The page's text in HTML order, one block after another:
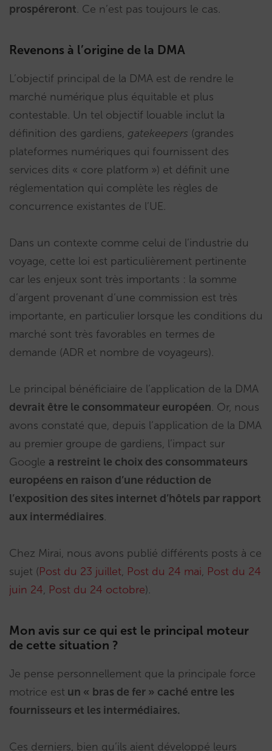
prospéreront. Ce n’est pas toujours le cas.
Revenons à l’origine de la DMA
L’objectif principal de la DMA est de rendre le
marché numérique plus équitable et plus
contestable. Un tel objectif louable inclut la
définition des gardiens, gatekeepers (grandes
plateformes numériques qui fournissent des
services dits « core platform ») et définit une
réglementation qui complète les règles de
concurrence existantes de l’UE.
Dans un contexte comme celui de l’industrie du
voyage, cette loi est particulièrement pertinente
car les enjeux sont très importants : la somme
d’argent provenant d’une commission est très
importante, en particulier lorsque les conditions du
marché sont très favorables en termes de
demande (ADR et nombre de voyageurs).
Le principal bénéficiaire de l’application de la DMA
devrait être le consommateur européen. Or, nous
avons constaté que, depuis l’application de la DMA
au premier groupe de gardiens, l’impact sur
Google a restreint le choix des consommateurs
européens en raison d’une réduction de
l’exposition des sites internet d’hôtels par rapport
aux intermédiaires.
Chez Mirai, nous avons publié différents posts à ce
sujet (Post du 23 juillet, Post du 24 mai, Post du 24
juin 24, Post du 24 octobre).
Mon avis sur ce qui est le principal moteur
de cette situation ?
Je pense personnellement que la principale force
motrice est un « bras de fer » caché entre les
fournisseurs et les intermédiaires.
Ces derniers, bien qu’ils aient développé leurs